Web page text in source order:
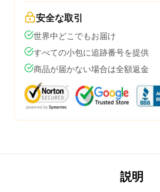
安全な取引
世界中どこでもお届け
すべての小包に追跡番号を提供
商品が届かない場合は全額返金
説明